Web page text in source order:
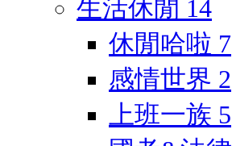
生活休閒 14
休閒哈啦 7
感情世界 2
上班一族 5